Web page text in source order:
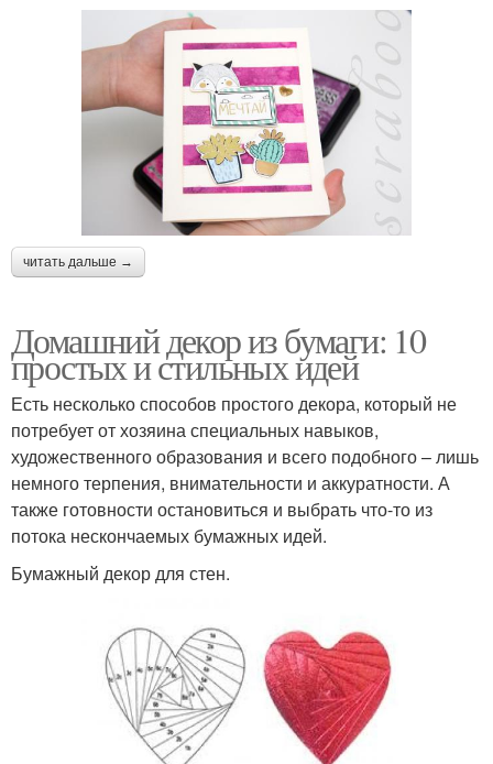
читать дальше →
Домашний декор из бумаги: 10
простых и стильных идей
Есть несколько способов простого декора, который не
потребует от хозяина специальных навыков,
художественного образования и всего подобного – лишь
немного терпения, внимательности и аккуратности. А
также готовности остановиться и выбрать что-то из
потока нескончаемых бумажных идей.
Бумажный декор для стен.